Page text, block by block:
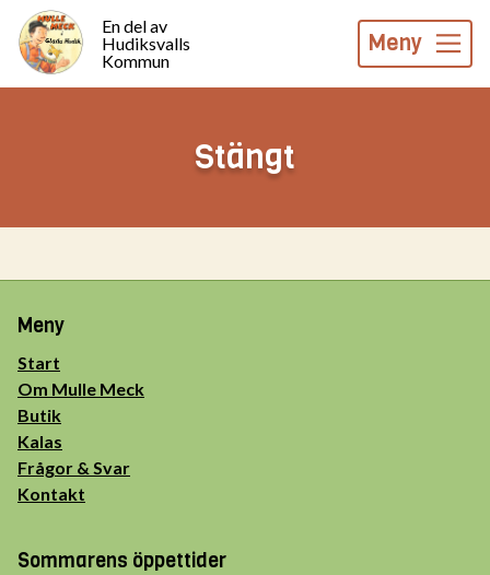
En del av
Hudiksvalls
Kommun
Meny
Stängt
Meny
Start
Om Mulle Meck
Butik
Kalas
Frågor & Svar
Kontakt
Sommarens öppettider